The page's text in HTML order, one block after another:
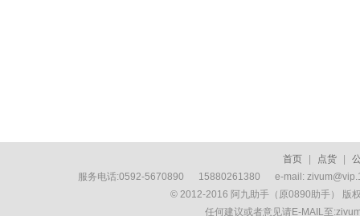
首页 点货
服务电话:0592-5670890 15880261380 e-mail:
© 2012-2016 阿九助手（原0890助手） 版
任何建议或者意见请E-MAIL至